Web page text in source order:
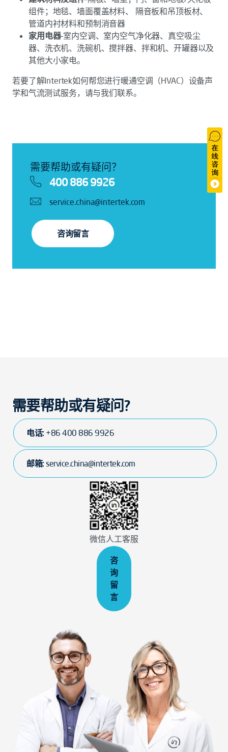
组件；地毯、墙面覆盖材料、 隔音板和吊顶板材、
管道内衬材料和预制消音器
家用电器–室内空调、室内空气净化器、真空吸尘
器、洗衣机、洗碗机、搅拌器、拌和机、开罐器以及
其他大小家电。
若要了解Intertek如何帮您进行暖通空调（HVAC）设备声
学和气流测试服务，请与我们联系。
需要帮助或有疑问？
400 886 9926
service.china@intertek.com
咨询留言
需要帮助或有疑问?
电话: +86 400 886 9926
邮箱:service.china@intertek.com
微信人工客服
咨
询
留
言